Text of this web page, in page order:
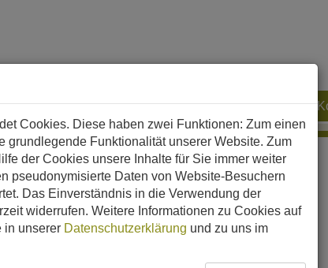
Referenzen Downloads Aktuelles Karriere
Cookies. Diese haben zwei Funktionen: Zum einen
grundlegende Funktionalität unserer Website. Zum
der Cookies unsere Inhalte für Sie immer weiter
pseudonymisierte Daten von Website-Besuchern
Das Einverständnis in die Verwendung der
widerrufen. Weitere Informationen zu Cookies auf
in unserer Datenschutzerklärung und zu uns im